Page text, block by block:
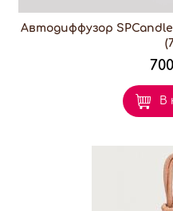
Автодиффузор
В